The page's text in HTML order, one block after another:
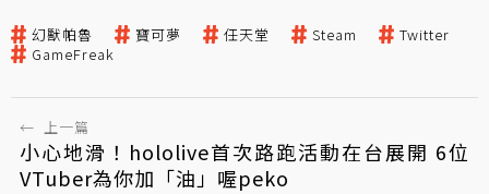
幻獸帕魯 寶可夢 任天堂 Steam
Twitter
GameFreak
← 上一篇
小心地滑！hololive首次路跑活動在台展開 6位
VTuber為你加「油」喔peko